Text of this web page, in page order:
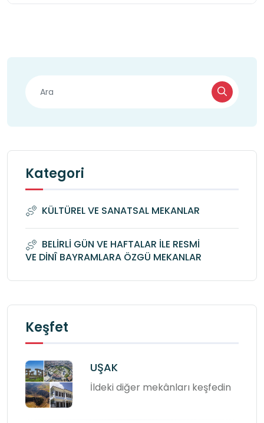
Kategori
KÜLTÜREL VE SANATSAL MEKANLAR
BELİRLİ GÜN VE HAFTALAR İLE RESMİ
VE DİNÎ BAYRAMLARA ÖZGÜ MEKANLAR
Keşfet
UŞAK
İldeki diğer mekânları keşfedin